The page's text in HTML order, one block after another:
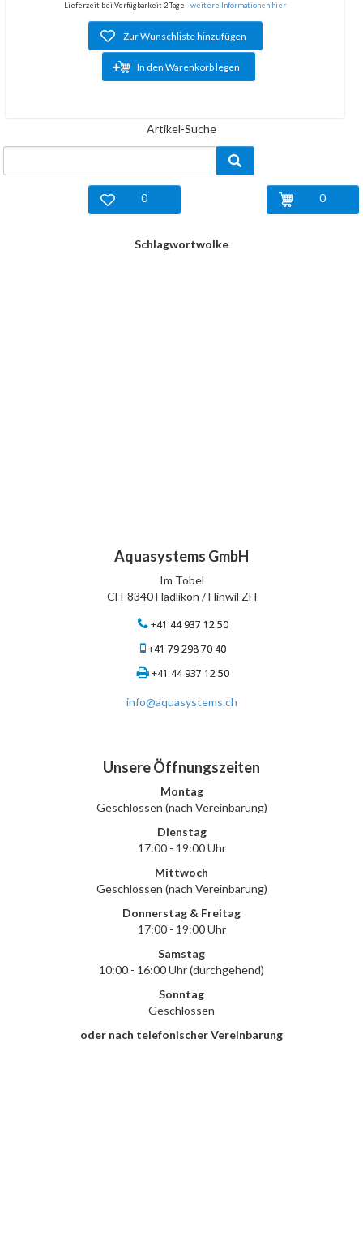
Lieferzeit bei Verfügbarkeit 2 Tage -weitere Informationen hier
Zur Wunschliste hinzufügen
In den Warenkorb legen
Artikel-Suche
0
0
Schlagwortwolke
Aquasystems GmbH
Im Tobel
CH-8340 Hadlikon / Hinwil ZH
+41 44 937 12 50
+41 79 298 70 40
+41 44 937 12 50
info@aquasystems.ch
Unsere Öffnungszeiten
Montag
Geschlossen (nach Vereinbarung)
Dienstag
17:00 - 19:00 Uhr
Mittwoch
Geschlossen (nach Vereinbarung)
Donnerstag & Freitag
17:00 - 19:00 Uhr
Samstag
10:00 - 16:00 Uhr (durchgehend)
Sonntag
Geschlossen
oder nach telefonischer Vereinbarung